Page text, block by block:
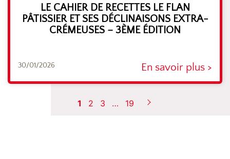
LE CAHIER DE RECETTES LE FLAN
PÂTISSIER ET SES DÉCLINAISONS EXTRA-
CRÉMEUSES – 3ÈME ÉDITION
30/01/2026 En savoir plus >
1 2 3 … 19